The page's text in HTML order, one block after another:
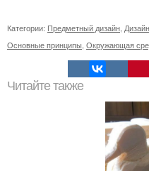
Категории: Предметный дизайн
Основные принципы Окружающая
Читайте также